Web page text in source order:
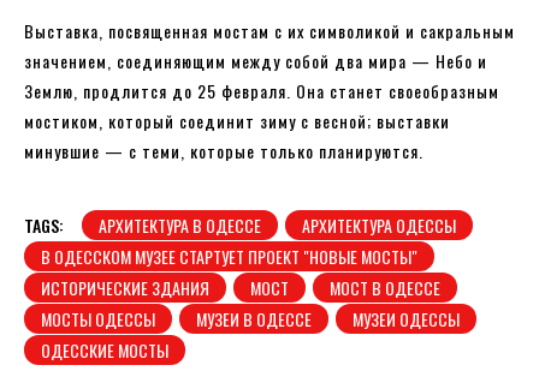
Выставка, посвященная мостам с их символикой и сакральным
значением, соединяющим между собой два мира — Небо и
Землю, продлится до 25 февраля. Она станет своеобразным
мостиком, который соединит зиму с весной; выставки
минувшие — с теми, которые только планируются.
TAGS: АРХИТЕКТУРА В ОДЕССЕ
АРХИТЕКТУРА ОДЕССЫ
В ОДЕССКОМ МУЗЕЕ СТАРТУЕТ ПРОЕКТ "НОВЫЕ МОСТЫ"
ИСТОРИЧЕСКИЕ ЗДАНИЯ
МОСТ
МОСТ В ОДЕССЕ
МОСТЫ ОДЕССЫ
МУЗЕИ В ОДЕССЕ
МУЗЕИ ОДЕССЫ
ОДЕССКИЕ МОСТЫ